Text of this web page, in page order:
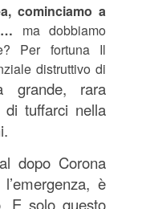
cominciamo a
ma dobbiamo
Per fortuna Il
distruttivo di
grande, rara
di tuffarci nella
dopo Corona
è
E solo questo